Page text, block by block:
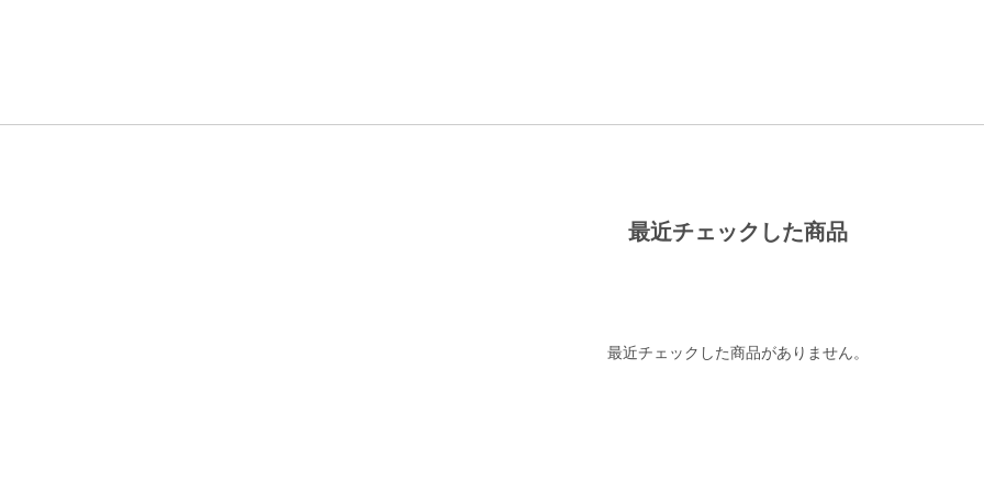
最近チェックした商品
最近チェックした商品がありません。